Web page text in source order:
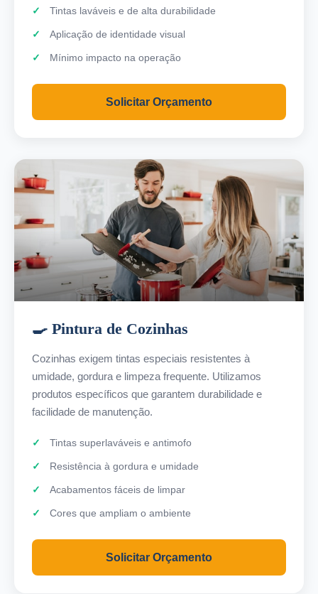
Tintas laváveis e de alta durabilidade
Aplicação de identidade visual
Mínimo impacto na operação
Solicitar Orçamento
🍳 Pintura de Cozinhas
Cozinhas exigem tintas especiais resistentes à
umidade, gordura e limpeza frequente. Utilizamos
produtos específicos que garantem durabilidade e
facilidade de manutenção.
Tintas superlaváveis e antimofo
Resistência à gordura e umidade
Acabamentos fáceis de limpar
Cores que ampliam o ambiente
Solicitar Orçamento